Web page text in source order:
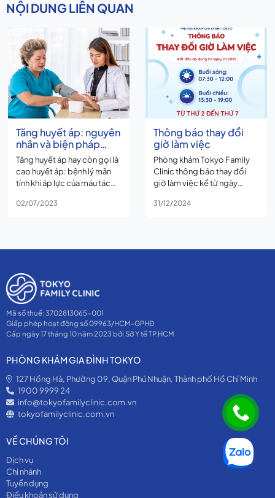
NỘI DUNG LIÊN QUAN
Tăng huyết áp: nguyên
nhân và biện pháp
giúp kiểm soát và
phòng ngừa bệnh
Tăng huyết áp hay còn gọi là
cao huyết áp: bệnh lý mãn
tính khi áp lực của máu tác
tăng cao.
02/07/2023
Thông báo thay đổi
giờ làm việc
Phòng khám Tokyo Family
Clinic thông báo thay đổi
giờ làm việc kể từ ngày
31/12/2024
Mã số thuế: 3702813065-001
Giấp phép hoạt động số 09963/HCM-GPHĐ
Cấp ngày 17 tháng 10 năm 2023 bởi Sở Y tế TP.HCM
PHÒNG KHÁM GIA ĐÌNH TOKYO
127 Hồng Hà, Phường 09, Quận Phú Nhuận, Thành phố Hồ Chí Minh
1900 9999 24
info@tokyofamilyclinic.com.vn
tokyofamilyclinic.com.vn
VỀ CHÚNG TÔI
Dịch vụ
Chi nhánh
Tuyển dụng
Điều khoản sử dụng